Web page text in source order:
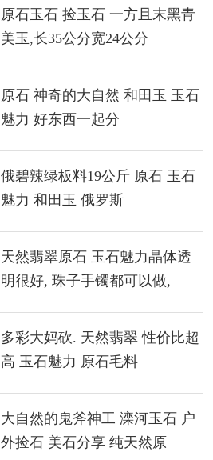
原石玉石 捡玉石 一方且末黑青
美玉,长35公分宽24公分
原石 神奇的大自然 和田玉 玉石
魅力 好东西一起分
俄碧辣绿板料19公斤 原石 玉石
魅力 和田玉 俄罗斯
天然翡翠原石 玉石魅力晶体透
明很好, 珠子手镯都可以做,
多彩大妈砍. 天然翡翠 性价比超
高 玉石魅力 原石毛料
大自然的鬼斧神工 滦河玉石 户
外捡石 美石分享 纯天然原